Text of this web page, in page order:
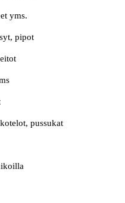
yms.
pipot
pussukat